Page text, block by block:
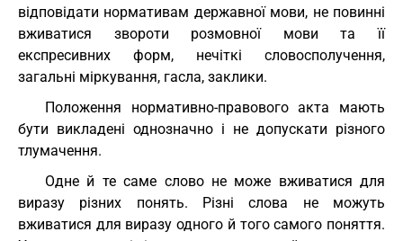
відповідати нормативам державної мови, не повинні
вживатися звороти розмовної мови та її
експресивних форм, нечіткі словосполучення,
загальні міркування, гасла, заклики.
Положення нормативно-правового акта мають
бути викладені однозначно і не допускати різного
тлумачення.
Одне й те саме слово не може вживатися для
виразу різних понять. Різні слова не можуть
вживатися для виразу одного й того самого поняття.